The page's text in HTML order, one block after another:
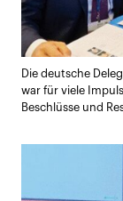
Die deutsche
war für viele
Beschlüsse und